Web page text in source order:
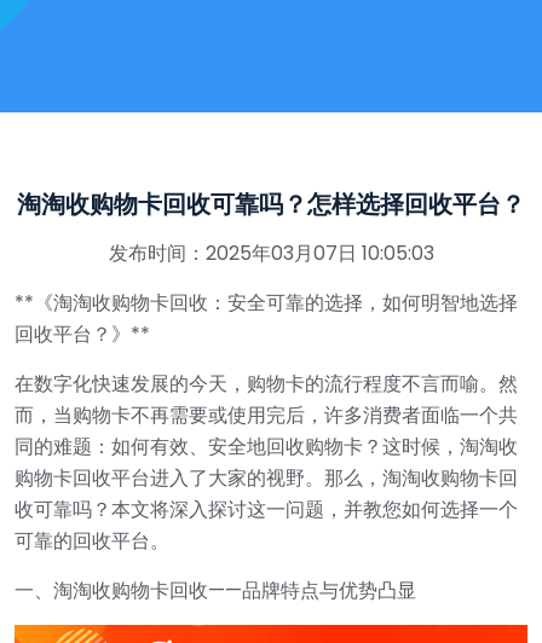
淘淘收购物卡回收可靠吗？怎样选择回收平台？
发布时间：2025年03月07日 10:05:03
**《淘淘收购物卡回收：安全可靠的选择，如何明智地选择
回收平台？》**
在数字化快速发展的今天，购物卡的流行程度不言而喻。然
而，当购物卡不再需要或使用完后，许多消费者面临一个共
同的难题：如何有效、安全地回收购物卡？这时候，淘淘收
购物卡回收平台进入了大家的视野。那么，淘淘收购物卡回
收可靠吗？本文将深入探讨这一问题，并教您如何选择一个
可靠的回收平台。
一、淘淘收购物卡回收——品牌特点与优势凸显